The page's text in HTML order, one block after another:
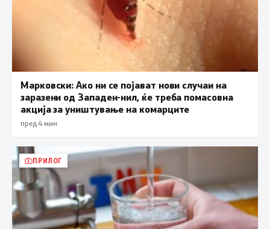
Марковски: Ако ни се појават нови случаи на
заразени од Западен-нил, ќе треба помасовна
акција за уништување на комарците
пред 4 мин.
ПРИЛОГ